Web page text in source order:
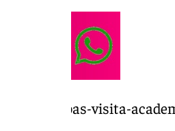
javier-tebas-visita-